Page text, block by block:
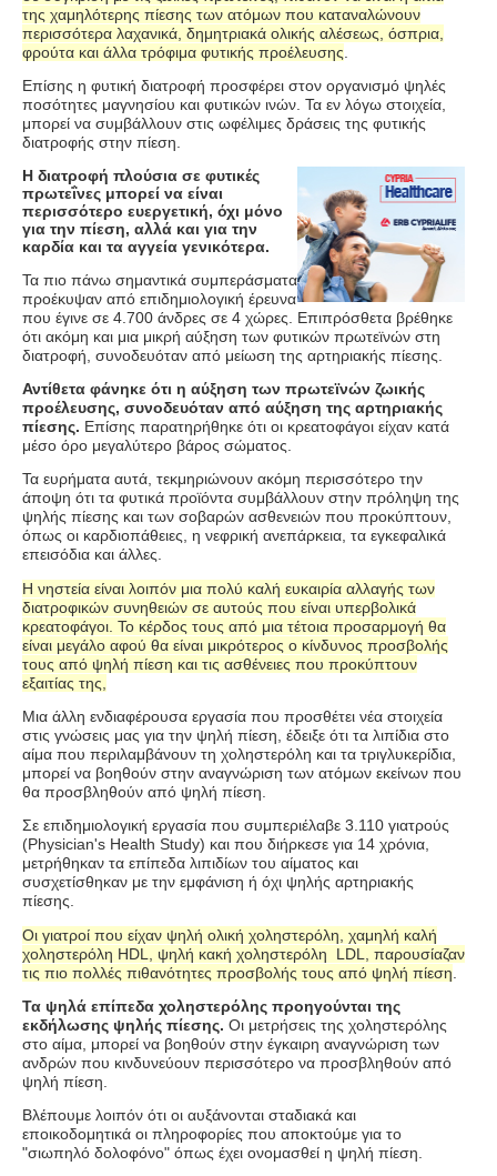
της χαμηλότερης πίεσης των ατόμων που καταναλώνουν
περισσότερα λαχανικά, δημητριακά ολικής αλέσεως, όσπρια,
φρούτα και άλλα τρόφιμα φυτικής προέλευσης
Επίσης η φυτική διατροφή προσφέρει στον οργανισμό ψηλές
ποσότητες μαγνησίου και φυτικών ινών. Τα εν λόγω στοιχεία,
μπορεί να συμβάλλουν στις ωφέλιμες δράσεις της φυτικής
διατροφής στην πίεση.
Η διατροφή πλούσια σε φυτικές
πρωτεΐνες μπορεί να είναι
περισσότερο ευεργετική, όχι μόνο
για την πίεση, αλλά και για την
καρδία και τα αγγεία γενικότερα.
Τα πιο πάνω σημαντικά συμπεράσματα
προέκυψαν από επιδημιολογική έρευνα
που έγινε σε 4.700 άνδρες σε 4 χώρες. Επιπρόσθετα βρέθηκε
ότι ακόμη και μια μικρή αύξηση των φυτικών πρωτεϊνών στη
διατροφή, συνοδευόταν από μείωση της αρτηριακής πίεσης.
Αντίθετα φάνηκε ότι η αύξηση των πρωτεϊνών ζωικής
προέλευσης, συνοδευόταν από αύξηση της αρτηριακής
πίεσης. Επίσης παρατηρήθηκε ότι οι κρεατοφάγοι είχαν κατά
μέσο όρο μεγαλύτερο βάρος σώματος.
Τα ευρήματα αυτά, τεκμηριώνουν ακόμη περισσότερο την
άποψη ότι τα φυτικά προϊόντα συμβάλλουν στην πρόληψη της
ψηλής πίεσης και των σοβαρών ασθενειών που προκύπτουν,
όπως οι καρδιοπάθειες, η νεφρική ανεπάρκεια, τα εγκεφαλικά
επεισόδια και άλλες.
Η νηστεία είναι λοιπόν μια πολύ καλή ευκαιρία αλλαγής των
διατροφικών συνηθειών σε αυτούς που είναι υπερβολικά
κρεατοφάγοι. Το κέρδος τους από μια τέτοια προσαρμογή θα
είναι μεγάλο αφού θα είναι μικρότερος ο κίνδυνος προσβολής
τους από ψηλή πίεση και τις ασθένειες που προκύπτουν
εξαιτίας της,
Μια άλλη ενδιαφέρουσα εργασία που προσθέτει νέα στοιχεία
στις γνώσεις μας για την ψηλή πίεση, έδειξε ότι τα λιπίδια στο
αίμα που περιλαμβάνουν τη χοληστερόλη και τα τριγλυκερίδια,
μπορεί να βοηθούν στην αναγνώριση των ατόμων εκείνων που
θα προσβληθούν από ψηλή πίεση.
Σε επιδημιολογική εργασία που συμπεριέλαβε 3.110 γιατρούς
(Physician's Health Study) και που διήρκεσε για 14 χρόνια,
μετρήθηκαν τα επίπεδα λιπιδίων του αίματος και
συσχετίσθηκαν με την εμφάνιση ή όχι ψηλής αρτηριακής
πίεσης.
Οι γιατροί που είχαν ψηλή ολική χοληστερόλη, χαμηλή καλή
χοληστερόλη HDL, ψηλή κακή χοληστερόλη LDL
, παρουσίαζαν
τις πιο πολλές πιθανότητες προσβολής τους από ψηλή πίεση
Τα ψηλά επίπεδα χοληστερόλης προηγούνται της
εκδήλωσης ψηλής πίεσης. Οι μετρήσεις της χοληστερόλης
στο αίμα, μπορεί να βοηθούν στην έγκαιρη αναγνώριση των
ανδρών που κινδυνεύουν περισσότερο να προσβληθούν από
ψηλή πίεση.
Βλέπουμε λοιπόν ότι οι αυξάνονται σταδιακά και
εποικοδομητικά οι πληροφορίες που αποκτούμε για το
"σιωπηλό δολοφόνο" όπως έχει ονομασθεί η ψηλή πίεση.